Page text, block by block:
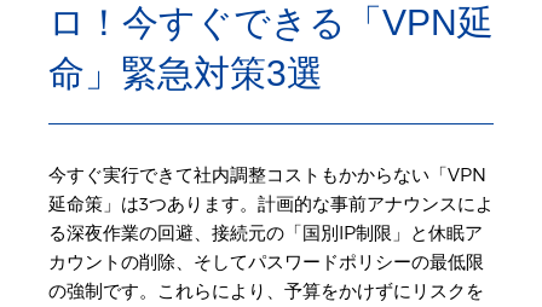
ロ！今すぐできる「VPN延
命」緊急対策3選
今すぐ実行できて社内調整コストもかからない「VPN
延命策」は3つあります。計画的な事前アナウンスによ
る深夜作業の回避、接続元の「国別IP制限」と休眠ア
カウントの削除、そしてパスワードポリシーの最低限
の強制です。これらにより、予算をかけずにリスクを